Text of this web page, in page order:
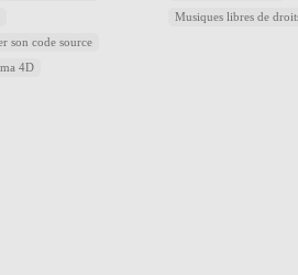
son code source
4D
Musiques libres de